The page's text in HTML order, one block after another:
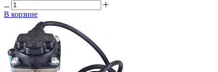
В корзине